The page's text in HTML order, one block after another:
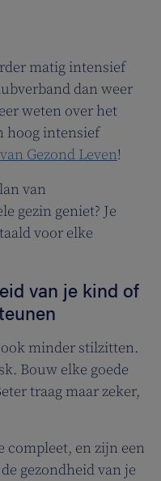
matig intensief
dan weer
weten over het
hoog intensief
Gezond Leven!
van
gezin geniet? Je
voor elke
van je kind of
minder stilzitten.
Bouw elke goede
traag maar zeker,
compleet, en zijn een
gezondheid van je